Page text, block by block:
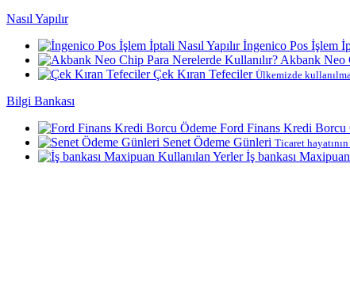
Nasıl Yapılır
İngenico Pos İşlem
Akbank Neo
Çek Kıran Tefeciler Ülkemizde
Bilgi Bankası
Ford Finans Kredi Borcu
Senet Ödeme Günleri Ticaret
İş bankası